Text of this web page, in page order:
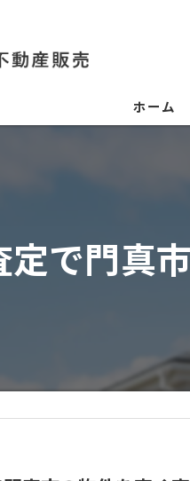
ホーム
定で門真